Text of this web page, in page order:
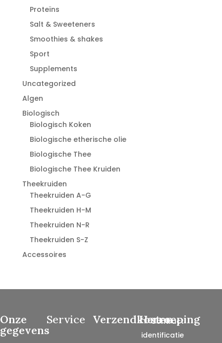
Proteïns
Salt & Sweeteners
Smoothies & shakes
Sport
Supplements
Uncategorized
Algen
Biologisch
Biologisch Koken
Biologische etherische olie
Biologische Thee
Biologische Thee Kruiden
Theekruiden
Theekruiden A-G
Theekruiden H-M
Theekruiden N-R
Theekruiden S-Z
Accessoires
Onze
gegevens
Service Verzendkosten
Herroeping
Contract
identificatie